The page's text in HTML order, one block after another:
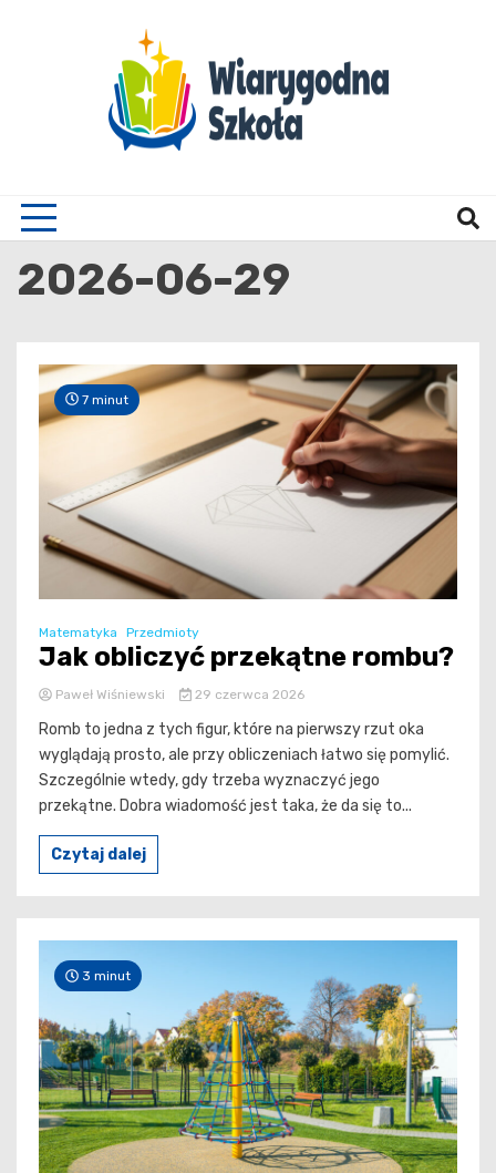
2026-06-29
7 minut
Matematyka Przedmioty
Jak obliczyć przekątne rombu?
Paweł Wiśniewski 29 czerwca 2026
Romb to jedna z tych figur, które na pierwszy rzut oka
wyglądają prosto, ale przy obliczeniach łatwo się pomylić.
Szczególnie wtedy, gdy trzeba wyznaczyć jego
przekątne. Dobra wiadomość jest taka, że da się to...
Czytaj dalej
3 minut